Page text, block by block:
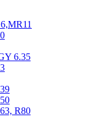
6.35
R80